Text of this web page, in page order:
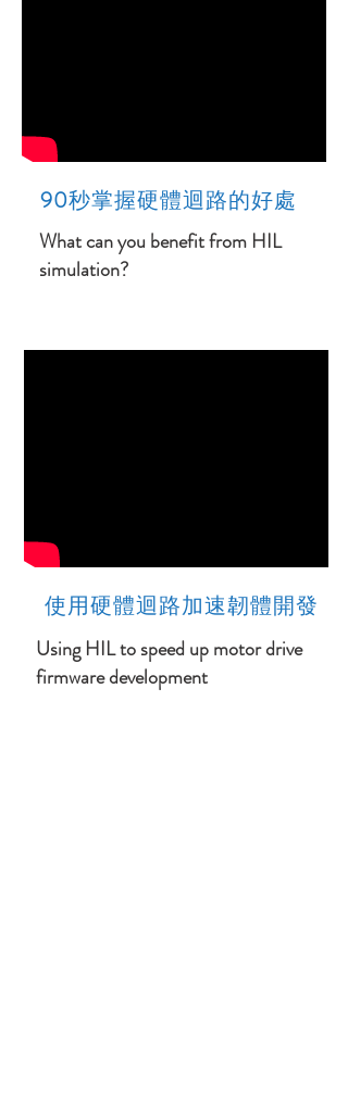
90秒掌握硬體迴路的好處
What can you benefit from HIL
simulation?
​使用硬體迴路加速韌體開發
Using HIL to speed up motor drive
firmware development